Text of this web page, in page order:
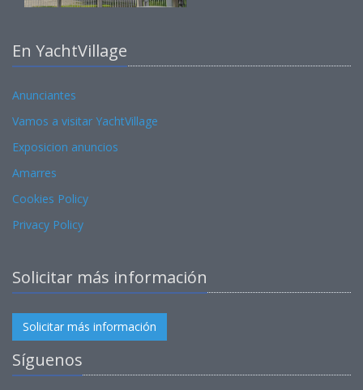
En YachtVillage
Anunciantes
Vamos a visitar YachtVillage
Exposicion anuncios
Amarres
Cookies Policy
Privacy Policy
Solicitar más información
Solicitar más información
Síguenos